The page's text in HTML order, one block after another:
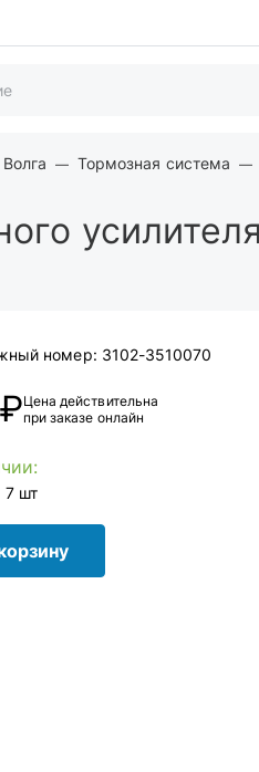
Тормозная система
усилителя
номер: 3102-3510070
Цена действительна
при заказе онлайн
7 шт